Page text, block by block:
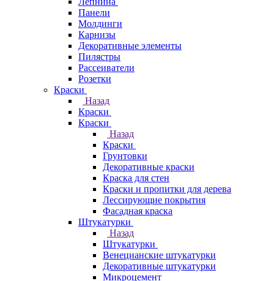
Панели
Молдинги
Карнизы
Декоративные элементы
Пилястры
Рассеиватели
Розетки
Краски
Назад
Краски
Краски
Назад
Краски
Грунтовки
Декоративные краски
Краска для стен
Краски и пропитки для дерева
Лессирующие покрытия
Фасадная краска
Штукатурки
Назад
Штукатурки
Венецианские штукатурки
Декоративные штукатурки
Микроцемент